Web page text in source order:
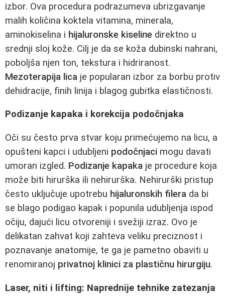
izbor. Ova procedura podrazumeva ubrizgavanje
malih količina koktela vitamina, minerala,
aminokiselina i hijaluronske kiseline direktno u
srednji sloj kože. Cilj je da se koža dubinski nahrani,
poboljša njen ton, tekstura i hidriranost.
Mezoterapija lica je popularan izbor za borbu protiv
dehidracije, finih linija i blagog gubitka elastičnosti.
Podizanje kapaka i korekcija podočnjaka
Oči su često prva stvar koju primećujemo na licu, a
opušteni kapci i udubljeni podočnjaci mogu davati
umoran izgled. Podizanje kapaka je procedure koja
može biti hirurška ili nehirurška. Nehirurški pristup
često uključuje upotrebu hijaluronskih filera da bi
se blago podigao kapak i popunila udubljenja ispod
očiju, dajući licu otvoreniji i svežiji izraz. Ovo je
delikatan zahvat koji zahteva veliku preciznost i
poznavanje anatomije, te ga je pametno obaviti u
renomiranoj privatnoj klinici za plastičnu hirurgiju.
Laser, niti i lifting: Naprednije tehnike zatezanja